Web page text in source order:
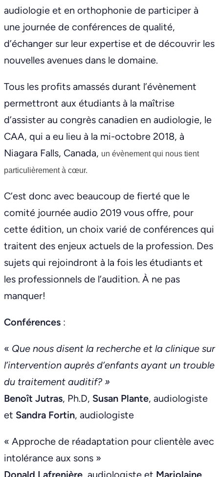
audiologie et en orthophonie de participer à
une journée de conférences de qualité,
d’échanger sur leur expertise et de découvrir les
nouvelles avenues dans le domaine.
Tous les profits amassés durant l’évènement
permettront aux étudiants à la maîtrise
d’assister au congrès canadien en audiologie, le
CAA, qui a eu lieu à la mi-octobre 2018, à
Niagara Falls, Canada, un évènementqui nous tient
particulièrement à cœur.
C’est donc avec beaucoup de fierté que le
comité journée audio 2019 vous offre, pour
cette édition, un choix varié de conférences qui
traitent des enjeux actuels de la profession. Des
sujets qui rejoindront à la fois les étudiants et
les professionnels de l’audition. À ne pas
manquer!
Conférences :
« Que nous disent la recherche et la clinique sur
l’intervention auprès d’enfants ayant un trouble
du traitement auditif? »
Benoît Jutras, Ph.D, Susan Plante, audiologiste
et Sandra Fortin, audiologiste
« Approche de réadaptation pour clientèle avec
intolérance aux sons »
Donald Lafrenière , audiologiste et Marjolaine